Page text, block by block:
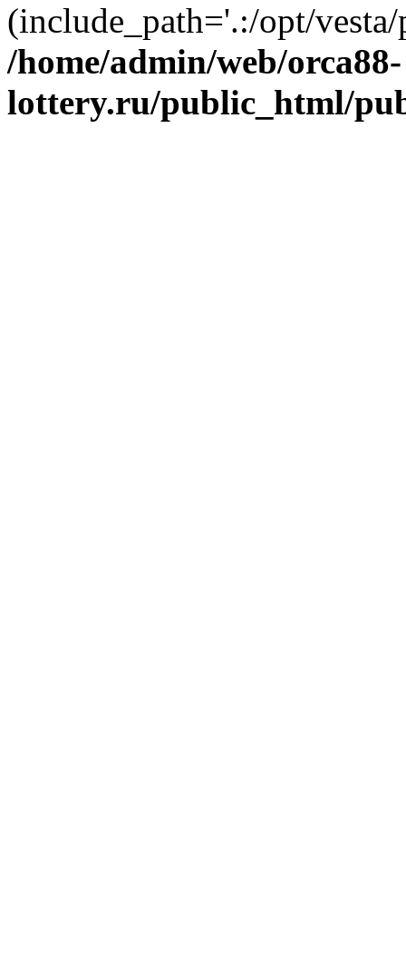
(include_path='.:/opt/
/home/admin/web/orca88-
lottery.ru/public_html/